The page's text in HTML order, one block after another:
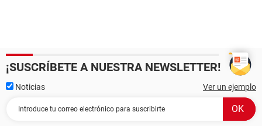
¡SUSCRÍBETE A NUESTRA NEWSLETTER!
Noticias Ver un ejemplo